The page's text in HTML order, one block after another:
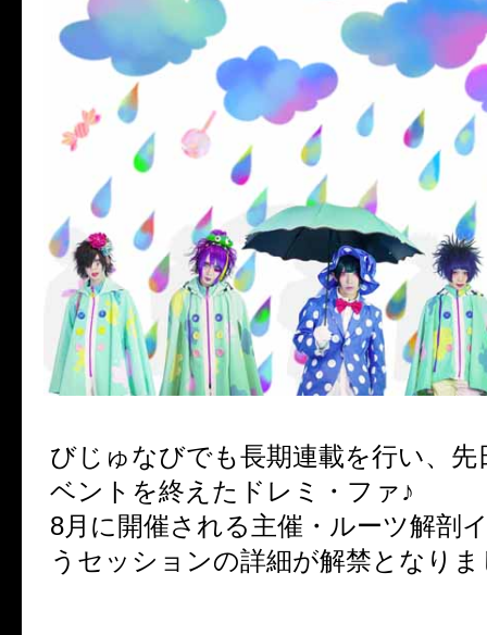
びじゅなびでも長期連載を行い、先
ベントを終えたドレミ・ファ♪
8月に開催される主催・ルーツ解剖
うセッションの詳細が解禁となり